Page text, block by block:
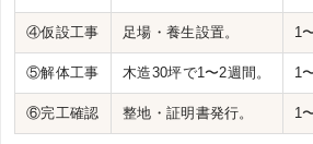
④仮設工事 足場・養生設置。 1
⑤解体工事 木造30坪で1〜2週間。 1
⑥完工確認 整地・証明書発行。 1